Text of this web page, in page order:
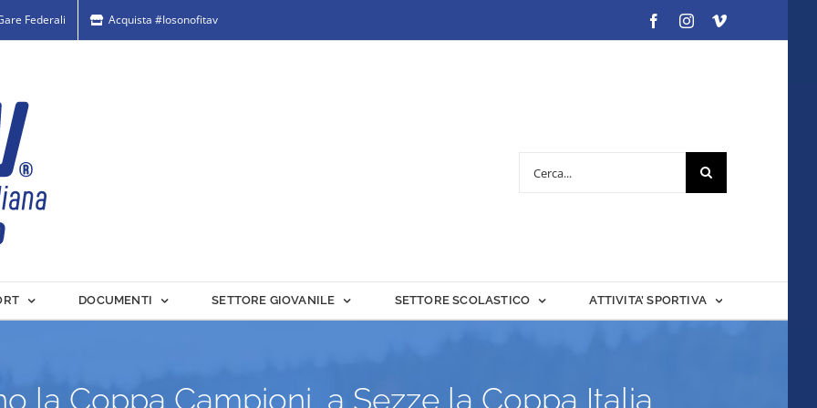
Federali Acquista #Iosonofitav FacebookInstagramVimeo
DOCUMENTI SETTORE GIOVANILE SETTORE SCOLASTICO ATTIVITA’ SPORTIVA
la Coppa Campioni, a Sezze la Coppa Italia